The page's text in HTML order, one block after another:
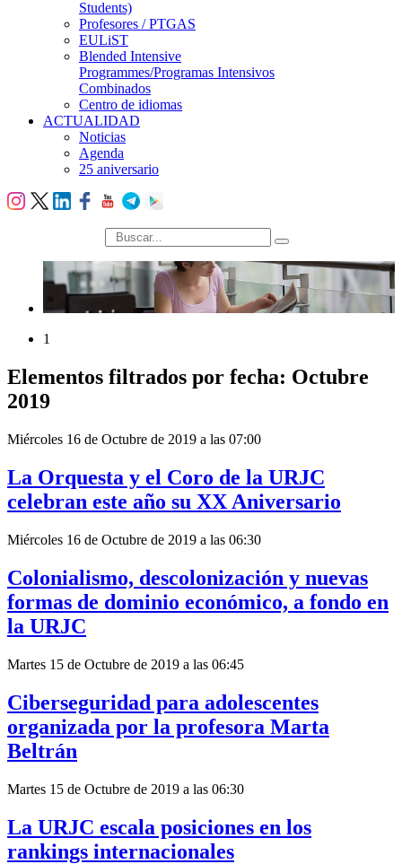
Students)
Profesores / PTGAS
EULiST
Blended Intensive
Programmes/Programas Intensivos
Combinados
Centro de idiomas
ACTUALIDAD
Noticias
Agenda
25 aniversario
búsqueda
1
Elementos filtrados por fecha: Octubre
2019
Miércoles 16 de Octubre de 2019 a las 07:00
La Orquesta y el Coro de la URJC
celebran este año su XX Aniversario
Miércoles 16 de Octubre de 2019 a las 06:30
Colonialismo, descolonización y nuevas
formas de dominio económico, a fondo en
la URJC
Martes 15 de Octubre de 2019 a las 06:45
Ciberseguridad para adolescentes
organizada por la profesora Marta
Beltrán
Martes 15 de Octubre de 2019 a las 06:30
La URJC escala posiciones en los
rankings internacionales